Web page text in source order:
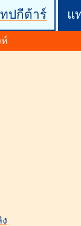
ปกีต้าร์ แ
ห์